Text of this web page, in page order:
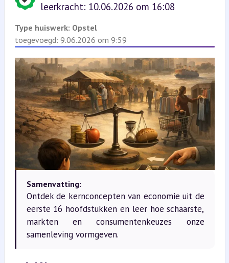
leerkracht: 10.06.2026 om 16:08
Type huiswerk: Opstel
toegevoegd: 9.06.2026 om 9:59
Samenvatting:
Ontdek de kernconcepten van economie uit de
eerste 16 hoofdstukken en leer hoe schaarste,
markten en consumentenkeuzes onze
samenleving vormgeven.